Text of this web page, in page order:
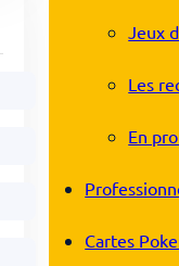
Jeux
Les
En
Cartes